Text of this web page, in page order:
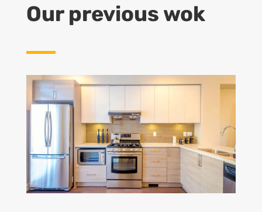
Our previous wok